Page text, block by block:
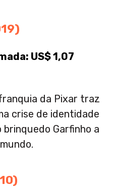
US$ 1,07
da Pixar traz
crise de identidade
Garfinho a